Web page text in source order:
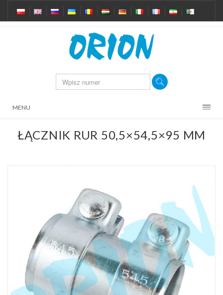
MENU
ŁĄCZNIK RUR 50,5×54,5×95 MM